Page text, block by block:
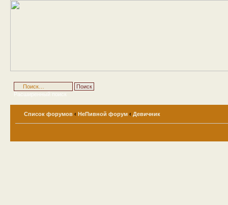
Расширенный поиск
Список форумов ‹ НеПивной форум ‹ Девичник